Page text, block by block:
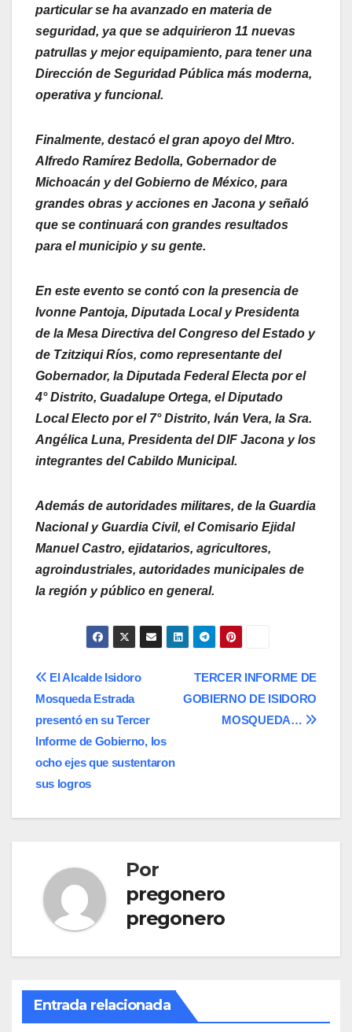
particular se ha avanzado en materia de
seguridad, ya que se adquirieron 11 nuevas
patrullas y mejor equipamiento, para tener una
Dirección de Seguridad Pública más moderna,
operativa y funcional.
Finalmente, destacó el gran apoyo del Mtro.
Alfredo Ramírez Bedolla, Gobernador de
Michoacán y del Gobierno de México, para
grandes obras y acciones en Jacona y señaló
que se continuará con grandes resultados
para el municipio y su gente.
En este evento se contó con la presencia de
Ivonne Pantoja, Diputada Local y Presidenta
de la Mesa Directiva del Congreso del Estado y
de Tzitziqui Ríos, como representante del
Gobernador, la Diputada Federal Electa por el
4° Distrito, Guadalupe Ortega, el Diputado
Local Electo por el 7° Distrito, Iván Vera, la Sra.
Angélica Luna, Presidenta del DIF Jacona y los
integrantes del Cabildo Municipal.
Además de autoridades militares, de la Guardia
Nacional y Guardia Civil, el Comisario Ejidal
Manuel Castro, ejidatarios, agricultores,
agroindustriales, autoridades municipales de
la región y público en general.
Navegación
de
entradas
TERCER INFORME DE
GOBIERNO DE ISIDORO
MOSQUEDA…
El Alcalde Isidoro
Mosqueda Estrada
presentó en su Tercer
Informe de Gobierno, los
ocho ejes que sustentaron
sus logros
Por
pregonero
pregonero
Entrada relacionada